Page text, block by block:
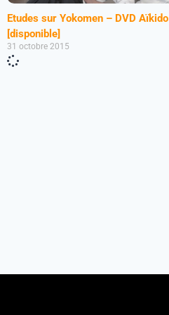
Etudes sur Yokomen – DVD Aïkido
[disponible]
31 octobre 2015